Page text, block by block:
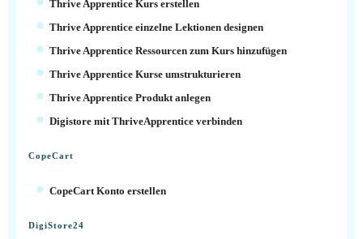
Thrive Apprentice Kurs erstellen
Thrive Apprentice einzelne Lektionen designen
Thrive Apprentice Ressourcen zum Kurs hinzufügen
Thrive Apprentice Kurse umstrukturieren
Thrive Apprentice Produkt anlegen
Digistore mit ThriveApprentice verbinden
CopeCart
CopeCart Konto erstellen
DigiStore24